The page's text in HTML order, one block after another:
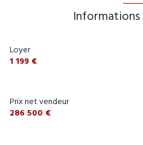
Informations
Loyer
1 199 €
Prix net vendeur
286 500 €